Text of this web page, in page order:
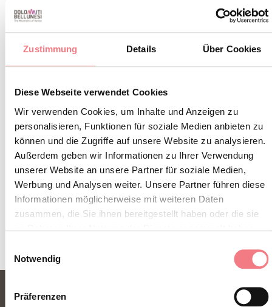
Zustimmung Details Über Cookies
Diese Webseite verwendet Cookies
Wir verwenden Cookies, um Inhalte und Anzeigen zu
personalisieren, Funktionen für soziale Medien anbieten zu
können und die Zugriffe auf unsere Website zu analysieren.
Außerdem geben wir Informationen zu Ihrer Verwendung
unserer Website an unsere Partner für soziale Medien,
Werbung und Analysen weiter. Unsere Partner führen diese
Informationen möglicherweise mit weiteren Daten
zusammen, die Sie ihnen bereitgestellt haben oder die sie
Notwendig
Präferenzen
KONTAKT
Abonnieren Sie den Newsletter der Belluneser
Dolomiten!
zu jeder Jahreszeit.